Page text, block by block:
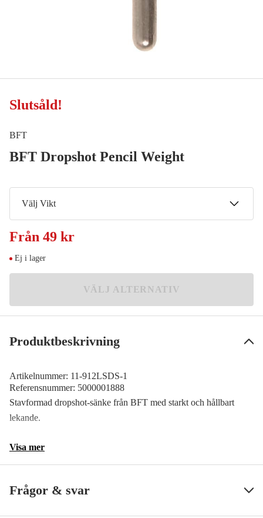
Slutsåld!
BFT
BFT Dropshot Pencil Weight
Välj Vikt
14 g
49 kr
21 g
49 kr
49 kr
Från 49 kr
Ej i lager
VÄLJ ALTERNATIV
Produktbeskrivning
Artikelnummer: 11-912LSDS-1
Referensnummer: 5000001888
Stavformad dropshot-sänke från BFT med starkt och hållbart
lekande.
Visa mer
Frågor & svar